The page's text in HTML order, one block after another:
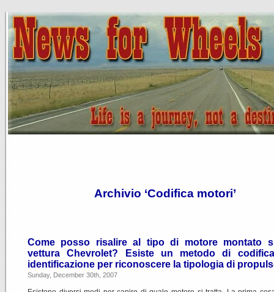
Archivio ‘Codifica motori’
Come posso risalire al tipo di motore montato
vettura Chevrolet? Esiste un metodo di
identificazione per riconoscere la tipologia di
Sunday, December 30th, 2007